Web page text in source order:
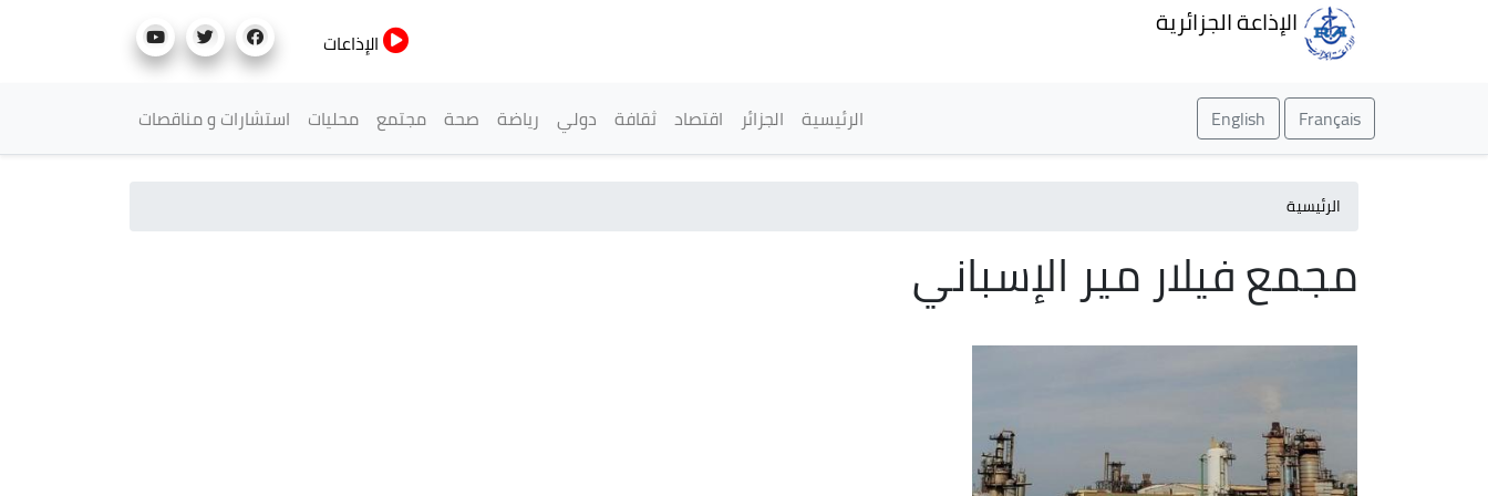
الإذاعة الجزائرية
الإذاعات
Français
English القائمة الرئيسية
الرئيسية الجزائر اقتصاد ثقافة دولي رياضة صحة مجتمع محليات استشارات و مناقصات
الرئيسية
مجمع فيلار مير الإسباني